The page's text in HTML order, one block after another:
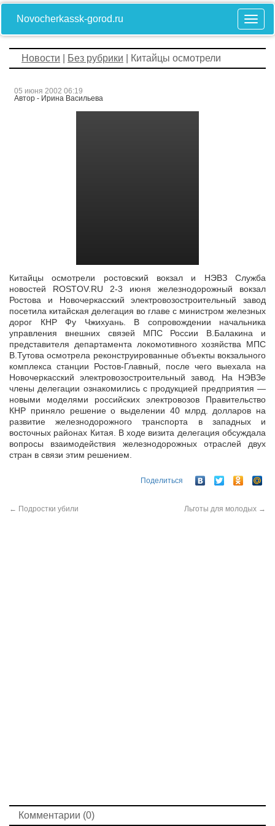
Novocherkassk-gorod.ru
Новости Без рубрики | Китайцы осмотрели
05 июня 2002 06:19
Автор - Ирина Васильева
Китайцы осмотрели ростовский вокзал и НЭВЗ Служба
новостей ROSTOV.RU 2-3 июня железнодорожный вокзал
Ростова и Новочеркасский электровозостроительный завод
посетила китайская делегация во главе с министром железных
дорог КНР Фу Чжихуань. В сопровождении начальника
управления внешних связей МПС России В.Балакина и
представителя департамента локомотивного хозяйства МПС
В.Тутова осмотрела реконструированные объекты вокзального
комплекса станции Ростов-Главный, после чего выехала на
Новочеркасский электровозостроительный завод. На НЭВЗе
члены делегации ознакомились с продукцией предприятия —
новыми моделями российских электровозов Правительство
КНР приняло решение о выделении 40 млрд. долларов на
развитие железнодорожного транспорта в западных и
восточных районах Китая. В ходе визита делегация обсуждала
вопросы взаимодействия железнодорожных отраслей двух
стран в связи этим решением.
Поделиться
← Подростки убили Льготы для молодых →
Комментарии (0)